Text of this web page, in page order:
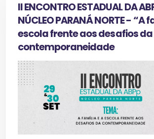
II ENCONTRO ESTADUAL DA
NÚCLEO PARANÁ NORTE - “A
escola frente aos desafios da
contemporaneidade